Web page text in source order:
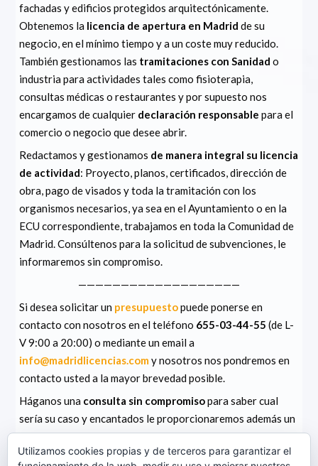
fachadas y edificios protegidos arquitectónicamente.
Obtenemos la licencia de apertura en Madrid de su
negocio, en el mínimo tiempo y a un coste muy reducido.
También gestionamos las tramitaciones con Sanidad o
industria para actividades tales como fisioterapia,
consultas médicas o restaurantes y por supuesto nos
encargamos de cualquier declaración responsable para el
comercio o negocio que desee abrir.
Redactamos y gestionamos de manera integral su licencia
de actividad: Proyecto, planos, certificados, dirección de
obra, pago de visados y toda la tramitación con los
organismos necesarios, ya sea en el Ayuntamiento o en la
ECU correspondiente, trabajamos en toda la Comunidad de
Madrid. Consúltenos para la solicitud de subvenciones, le
informaremos sin compromiso.
———————————————————
Si desea solicitar un presupuestopuede ponerse en
contacto con nosotros en el teléfono 655-03-44-55 (de L-
V 9:00 a 20:00) o mediante un email a
info@madridlicencias.com y nosotros nos pondremos en
contacto usted a la mayor brevedad posible.
Háganos una consulta sin compromisopara saber cual
sería su caso y encantados le proporcionaremos además un
presupuesto de licencia de apertura.
4.3/5 - (4692 votos)
Utilizamos cookies propias y de terceros para garantizar el